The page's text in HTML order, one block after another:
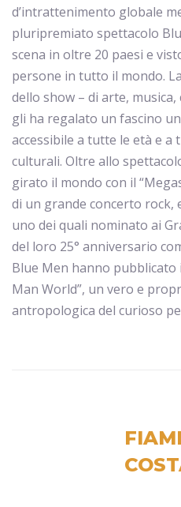
d’intrattenimento globale
pluripremiato spettacolo
scena in oltre 20 paesi e
persone in tutto il mondo.
dello show – di arte,
gli ha regalato un fascino
accessibile a tutte le età e
culturali. Oltre allo
girato il mondo con il
di un grande concerto
uno dei quali nominato ai
del loro 25° anniversario
Blue Men hanno
Man World”, un vero e
antropologica del curioso